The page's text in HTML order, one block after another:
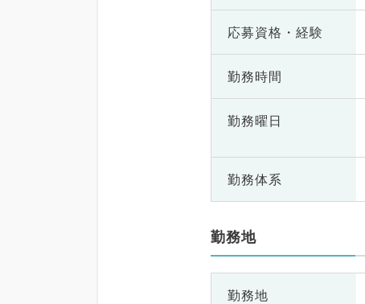
応募資格・ 経験
勤務時間
勤務曜日
勤務体系
勤務地
勤務地